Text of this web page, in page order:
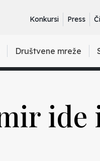
Konkursi Press
Društvene mreže
ide